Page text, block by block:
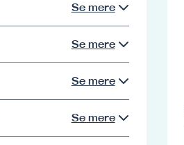
Se mere
Se mere
Se mere
Se mere